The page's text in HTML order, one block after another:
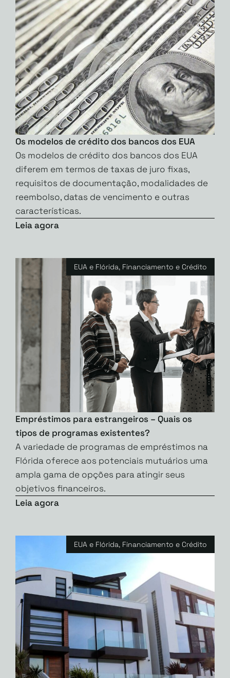
Os modelos de crédito dos bancos dos EUA
Os modelos de crédito dos bancos dos EUA
diferem em termos de taxas de juro fixas,
requisitos de documentação, modalidades de
reembolso, datas de vencimento e outras
características.
Leia agora
EUA e Flórida, Financiamento e Crédito
Empréstimos para estrangeiros – Quais os
tipos de programas existentes?
A variedade de programas de empréstimos na
Flórida oferece aos potenciais mutuários uma
ampla gama de opções para atingir seus
objetivos financeiros.
Leia agora
EUA e Flórida, Financiamento e Crédito